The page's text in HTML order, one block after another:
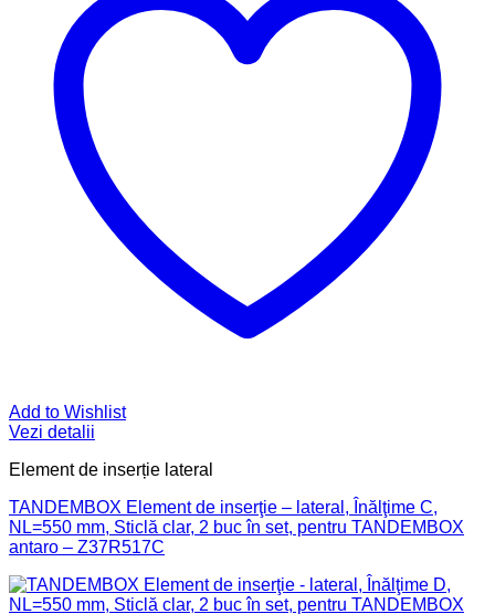
Add to Wishlist
Vezi detalii
Element de inserție lateral
TANDEMBOX Element de inserţie – lateral, Înălţime C,
NL=550 mm, Sticlă clar, 2 buc în set, pentru TANDEMBOX
antaro – Z37R517C